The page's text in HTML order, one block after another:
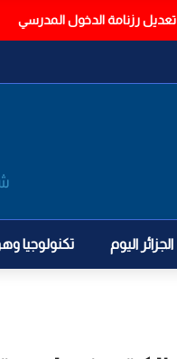
الجزائر اليوم تكنولوجيا